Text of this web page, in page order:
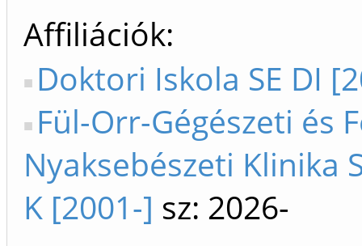
Affiliációk
Doktori Iskola SE DI
Fül-Orr-Gégészeti és
Nyaksebészeti Klinika
K [2001-] sz: 2026-